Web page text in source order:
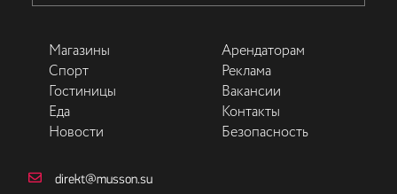
Магазины
Спорт
Гостиницы
Еда
Новости
Арендаторам
Реклама
Вакансии
Контакты
Безопасность
direkt@musson.su